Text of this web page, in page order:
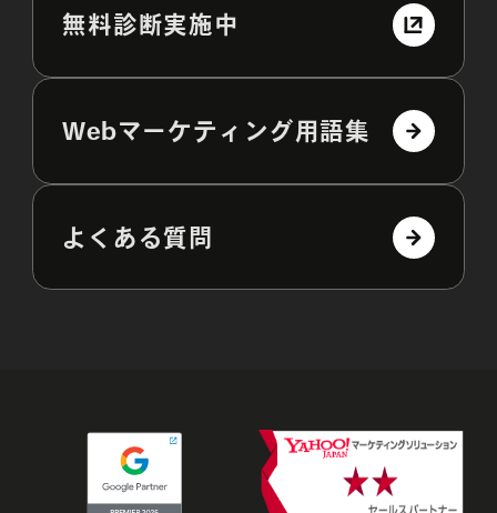
無料診断実施中
Webマーケティング用語集
よくある質問